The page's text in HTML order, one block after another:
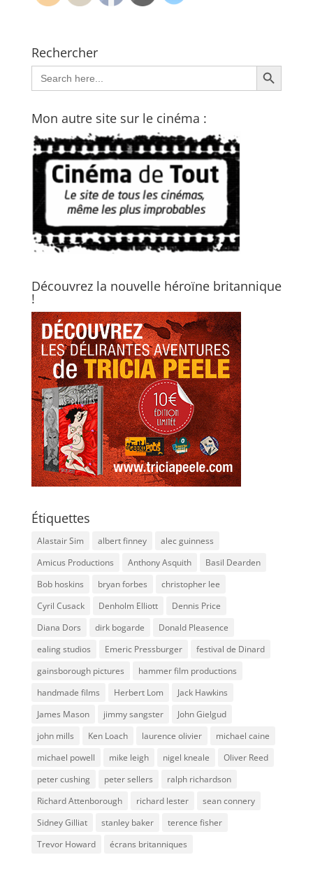
Rechercher
Search
for:
Search Button
Mon autre site sur le cinéma :
Découvrez la nouvelle héroïne britannique
!
Étiquettes
Alastair Sim albert finney
alec guinness
Amicus Productions
Anthony Asquith
Basil Dearden
Bob hoskins
bryan forbes
christopher lee
Cyril Cusack
Denholm Elliott
Dennis Price
Diana Dors
dirk bogarde
Donald Pleasence
ealing studios
Emeric Pressburger
festival de Dinard
gainsborough pictures
hammer film productions
handmade films
Herbert Lom
Jack Hawkins
James Mason
jimmy sangster
John Gielgud
john mills
Ken Loach laurence olivier
michael caine
michael powell
mike leigh nigel kneale
Oliver Reed
peter cushing
peter sellers
ralph richardson
Richard Attenborough
richard lester
sean connery
Sidney Gilliat
stanley baker
terence fisher
Trevor Howard
écrans britanniques